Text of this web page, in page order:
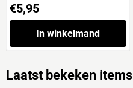
Prijs: 5,95
€5,95
In winkelmand
Laatst bekeken items